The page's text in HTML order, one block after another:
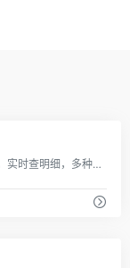
支持后台在线管理申请，同时无限开卡，实时查明细，多种币种支持，安全便捷。